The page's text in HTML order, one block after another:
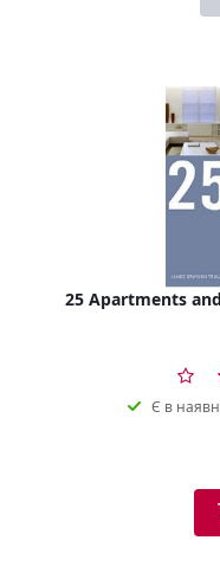
25 Apartments
Є в